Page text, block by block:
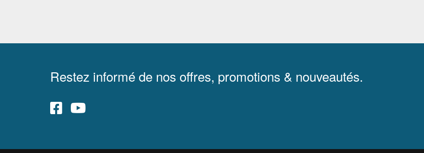
Restez informé de nos offres, promotions & nouveautés.